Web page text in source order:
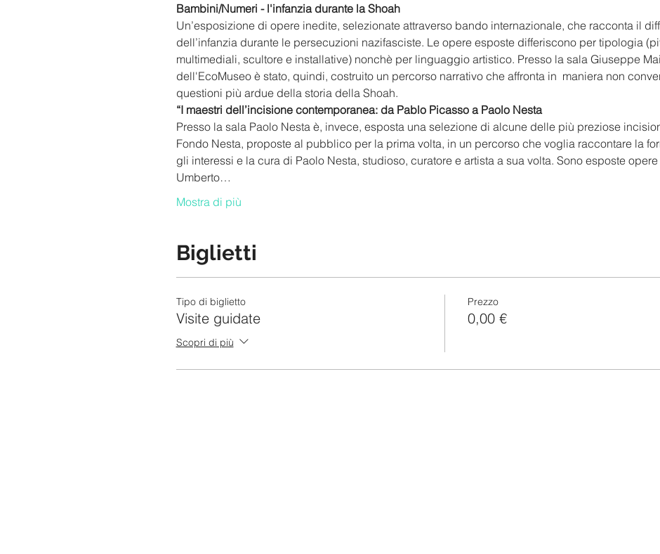
Bambini/Numeri - l'infanzia durante la Shoah
Un’esposizione di opere inedite, selezionate attraverso bando internazionale, che racconta il
dell’infanzia durante le persecuzioni nazifasciste. Le opere esposte differiscono per tipologia
multimediali, scultore e installative) nonchè per linguaggio artistico. Presso la sala Giuseppe
dell'EcoMuseo è stato, quindi, costruito un percorso narrativo che affronta in  maniera non
questioni più ardue della storia della Shoah.
“I maestri dell’incisione contemporanea: da Pablo Picasso a Paolo Nesta
Presso la sala Paolo Nesta è, invece, esposta una selezione di alcune delle più preziose
Fondo Nesta, proposte al pubblico per la prima volta, in un percorso che voglia raccontare la
gli interessi e la cura di Paolo Nesta, studioso, curatore e artista a sua volta. Sono esposte
Umberto…
Mostra di più
Biglietti
Tipo di biglietto
Visite guidate
Scopri di più
Prezzo
0,00 €